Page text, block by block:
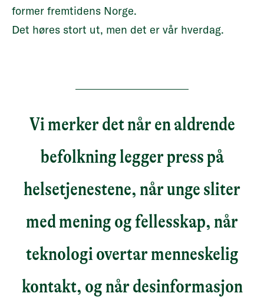
former fremtidens Norge.
Det høres stort ut, men det er vår hverdag.
Vi merker det når en aldrende
befolkning legger press på
helsetjenestene, når unge sliter
med mening og fellesskap, når
teknologi overtar menneskelig
kontakt, og når desinformasjon